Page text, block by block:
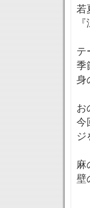
若
テ
季
身
お
今
ジ
麻
壁